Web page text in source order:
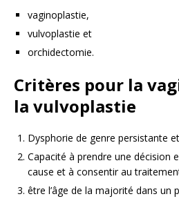
vaginoplastie,
vulvoplastie et
orchidectomie.
Critères pour la
la vulvoplastie
Dysphorie de genre persistante
Capacité à prendre une décision
cause et à consentir au
être l’âge de la majorité dans un